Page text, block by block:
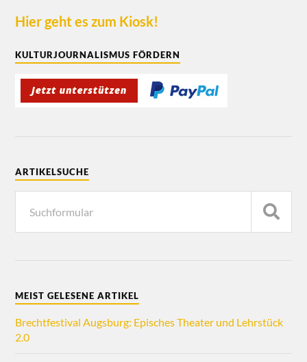
Hier geht es zum Kiosk!
KULTURJOURNALISMUS FÖRDERN
ARTIKELSUCHE
MEIST GELESENE ARTIKEL
Brechtfestival Augsburg: Episches Theater und Lehrstück
2.0